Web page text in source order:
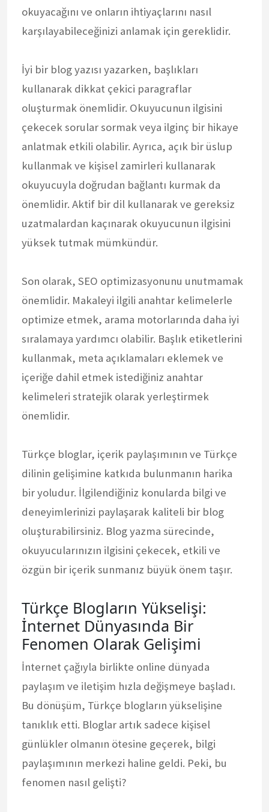
okuyacağını ve onların ihtiyaçlarını nasıl
karşılayabileceğinizi anlamak için gereklidir.
İyi bir blog yazısı yazarken, başlıkları
kullanarak dikkat çekici paragraflar
oluşturmak önemlidir. Okuyucunun ilgisini
çekecek sorular sormak veya ilginç bir hikaye
anlatmak etkili olabilir. Ayrıca, açık bir üslup
kullanmak ve kişisel zamirleri kullanarak
okuyucuyla doğrudan bağlantı kurmak da
önemlidir. Aktif bir dil kullanarak ve gereksiz
uzatmalardan kaçınarak okuyucunun ilgisini
yüksek tutmak mümkündür.
Son olarak, SEO optimizasyonunu unutmamak
önemlidir. Makaleyi ilgili anahtar kelimelerle
optimize etmek, arama motorlarında daha iyi
sıralamaya yardımcı olabilir. Başlık etiketlerini
kullanmak, meta açıklamaları eklemek ve
içeriğe dahil etmek istediğiniz anahtar
kelimeleri stratejik olarak yerleştirmek
önemlidir.
Türkçe bloglar, içerik paylaşımının ve Türkçe
dilinin gelişimine katkıda bulunmanın harika
bir yoludur. İlgilendiğiniz konularda bilgi ve
deneyimlerinizi paylaşarak kaliteli bir blog
oluşturabilirsiniz. Blog yazma sürecinde,
okuyucularınızın ilgisini çekecek, etkili ve
özgün bir içerik sunmanız büyük önem taşır.
Türkçe Blogların Yükselişi:
İnternet Dünyasında Bir
Fenomen Olarak Gelişimi
İnternet çağıyla birlikte online dünyada
paylaşım ve iletişim hızla değişmeye başladı.
Bu dönüşüm, Türkçe blogların yükselişine
tanıklık etti. Bloglar artık sadece kişisel
günlükler olmanın ötesine geçerek, bilgi
paylaşımının merkezi haline geldi. Peki, bu
fenomen nasıl gelişti?